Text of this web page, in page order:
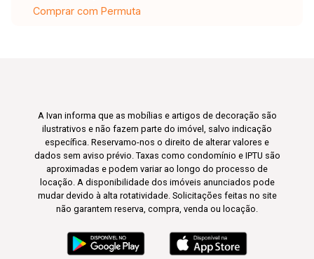
Comprar com Permuta
A Ivan informa que as mobílias e artigos de decoração são
ilustrativos e não fazem parte do imóvel, salvo indicação
específica. Reservamo-nos o direito de alterar valores e
dados sem aviso prévio. Taxas como condomínio e IPTU são
aproximadas e podem variar ao longo do processo de
locação. A disponibilidade dos imóveis anunciados pode
mudar devido à alta rotatividade. Solicitações feitas no site
não garantem reserva, compra, venda ou locação.